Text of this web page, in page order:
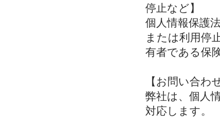
停止など】
個人情報保護
または利用停
有者である保
【お問い合わ
弊社は、個人
対応します。